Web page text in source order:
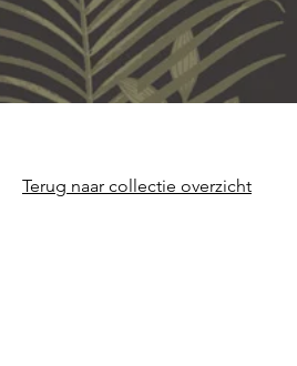
Terug naar collectie overzicht